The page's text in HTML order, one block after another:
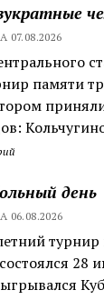
памяти
день
турнир
28